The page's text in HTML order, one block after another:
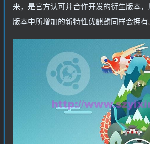
来，是官方认可并合作开发的衍生版本
版本中所增加的新特性优麒麟同样会拥有